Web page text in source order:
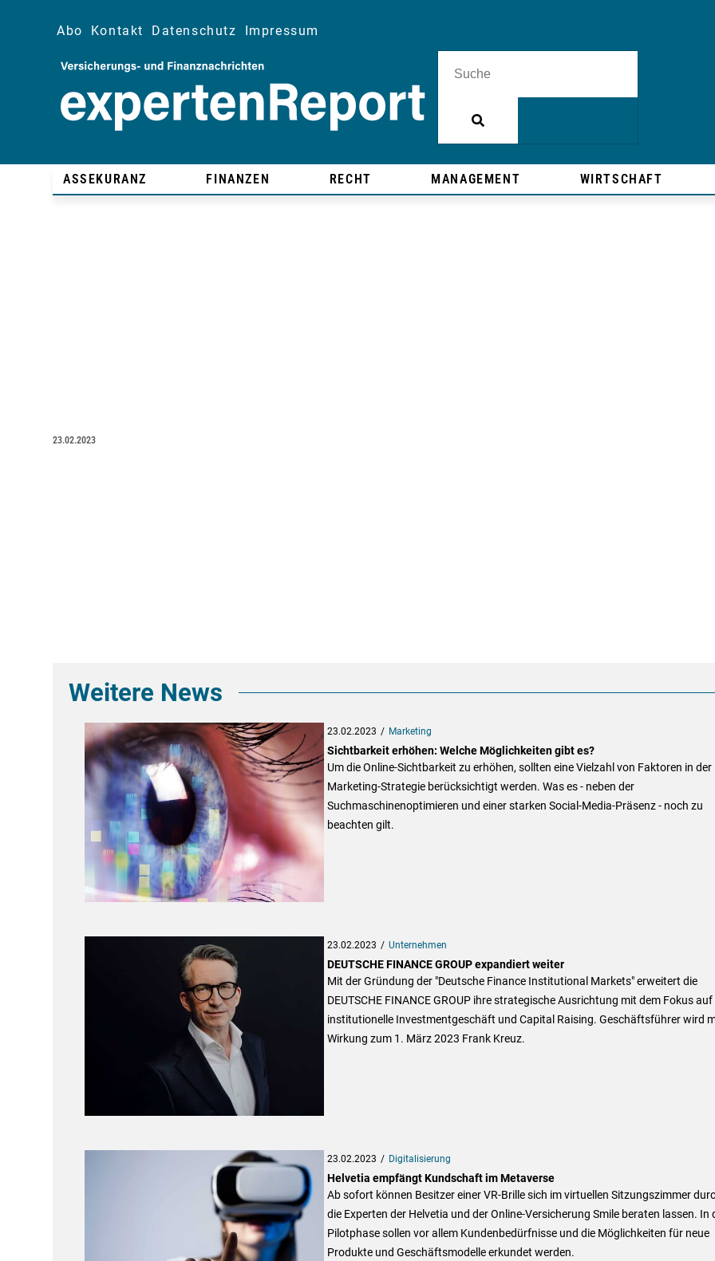
Abo Kontakt Datenschutz Impressum
ASSEKURANZ FINANZEN RECHT MANAGEMENT WIRTSCHAFT
23.02.2023
Weitere News
23.02.2023 Marketing
Sichtbarkeit erhöhen: Welche Möglichkeiten gibt es?
Um die Online-Sichtbarkeit zu erhöhen, sollten eine Vielzahl von Faktoren in der
Marketing-Strategie berücksichtigt werden. Was es - neben der
Suchmaschinenoptimieren und einer starken Social-Media-Präsenz - noch zu
beachten gilt.
23.02.2023 Unternehmen
DEUTSCHE FINANCE GROUP expandiert weiter
Mit der Gründung der "Deutsche Finance Institutional Markets" erweitert die
DEUTSCHE FINANCE GROUP ihre strategische Ausrichtung mit dem Fokus auf
institutionelle Investmentgeschäft und Capital Raising. Geschäftsführer wird
Wirkung zum 1. März 2023 Frank Kreuz.
23.02.2023 Digitalisierung
Helvetia empfängt Kundschaft im Metaverse
Ab sofort können Besitzer einer VR-Brille sich im virtuellen Sitzungszimmer
die Experten der Helvetia und der Online-Versicherung Smile beraten lassen. In
Pilotphase sollen vor allem Kundenbedürfnisse und die Möglichkeiten für neue
Produkte und Geschäftsmodelle erkundet werden.